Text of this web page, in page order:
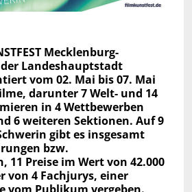
Mecklenburg-
Landeshauptstadt
vom 02. Mai bis 07. Mai
darunter 7 Welt- und 14
in 4 Wettbewerben
6 weiteren Sektionen. Auf 9
gibt es insgesamt
bzw.
11 Preise im Wert von 42.000
von 4 Fachjurys, einer